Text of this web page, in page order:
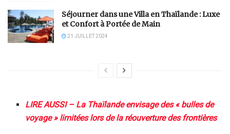
Séjourner dans une Villa en Thaïlande : Luxe
et Confort à Portée de Main
21 JUILLET 2024
LIRE AUSSI – La Thaïlande envisage des « bulles de
voyage » limitées lors de la réouverture des frontières